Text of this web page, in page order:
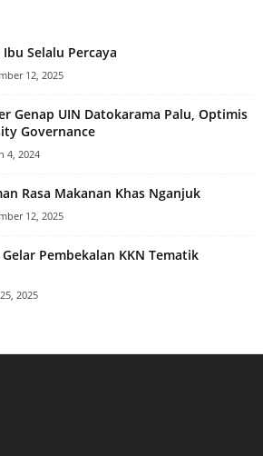
Selalu Percaya
12, 2025
Genap UIN Datokarama Palu, Optimis
Governance
4, 2024
Rasa Makanan Khas Nganjuk
12, 2025
Pembekalan KKN Tematik
2025